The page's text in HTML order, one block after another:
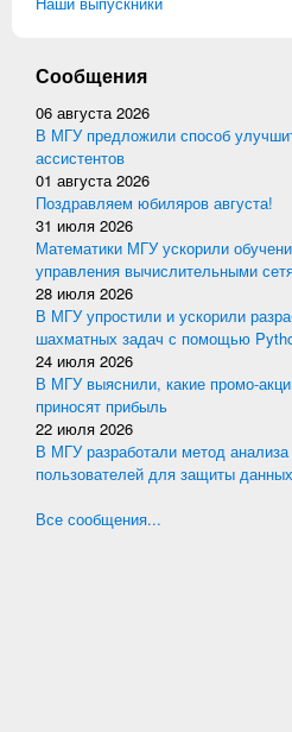
Сообщения
06 августа 2026
В МГУ предложили способ
ассистентов
01 августа 2026
Поздравляем юбиляров августа!
31 июля 2026
Математики МГУ ускорили
управления вычислительными
28 июля 2026
В МГУ упростили и ускорили
шахматных задач с помощью
24 июля 2026
В МГУ выяснили, какие промо-
приносят прибыль
22 июля 2026
В МГУ разработали метод
пользователей для защиты данных
Все сообщения...